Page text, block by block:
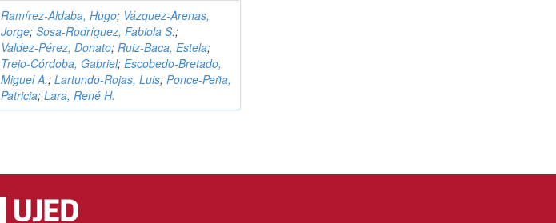
Ramírez‑Aldaba, Hugo; Vázquez‑Arenas,
Jorge;Sosa‑Rodríguez, Fabiola S.;
Valdez‑Pérez, Donato;Ruiz‑Baca, Estela;
Trejo‑Córdoba, Gabriel;Escobedo‑Bretado,
Miguel A.;Lartundo‑Rojas, Luis;Ponce‑Peña,
Patricia;Lara, René H.